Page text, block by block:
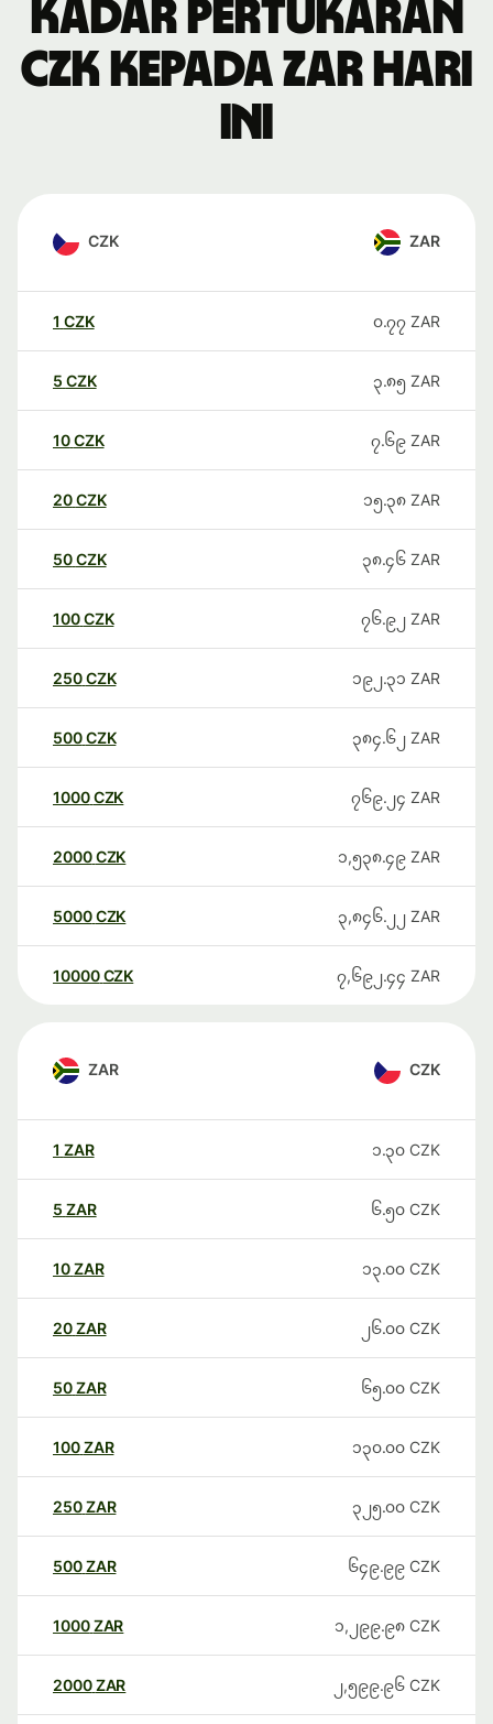
Kadar pertukaran
CZK kepada ZAR hari
ini
CZK ZAR
1 CZK ၀.၇၇ ZAR
5 CZK ၃.၈၅ ZAR
10CZK ၇.၆၉ ZAR
20CZK ၁၅.၃၈ ZAR
50CZK ၃၈.၄၆ ZAR
100CZK ၇၆.၉၂ ZAR
250CZK ၁၉၂.၃၁ ZAR
500CZK ၃၈၄.၆၂ ZAR
1000CZK ၇၆၉.၂၄ ZAR
2000CZK ၁,၅၃၈.၄၉ ZAR
5000CZK ၃,၈၄၆.၂၂ ZAR
10000 CZK ၇,၆၉၂.၄၄ ZAR
ZAR CZK
1 ZAR ၁.၃၀ CZK
5 ZAR ၆.၅၀ CZK
10ZAR ၁၃.၀၀ CZK
20ZAR ၂၆.၀၀ CZK
50ZAR ၆၅.၀၀ CZK
100ZAR ၁၃၀.၀၀ CZK
250ZAR ၃၂၅.၀၀ CZK
500ZAR ၆၄၉.၉၉ CZK
1000ZAR ၁,၂၉၉.၉၈ CZK
2000ZAR ၂,၅၉၉.၉၆ CZK